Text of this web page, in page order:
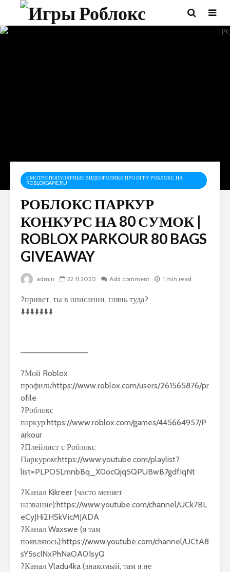
СМОТРИ ПОПУЛЯРНЫЕ ВИДЕОРОЛИКИ ПРО ИГРУ РОБЛОКС НА
ROBLOXGAME.RU
РОБЛОКС ПАРКУР
КОНКУРС НА 80 СУМОК |
ROBLOX PARKOUR 80 BAGS
GIVEAWAY
admin 22.11.2020 Add comment 1 min read
?привет, ты в описании. глянь туда?
⬇️⬇️⬇️⬇️⬇️⬇️⬇️
————————————
?Мой Roblox
профиль:https://www.roblox.com/users/261565876/pr
ofile
?Роблокс
паркур:https://www.roblox.com/games/445664957/P
arkour
?Плейлист с Роблокс
Паркуром:https://www.youtube.com/playlist?
list=PLPO5LmnbBq_X0ocQjq5QPUBwB7gdfIqNt
?Канал Kikreer (часто меняет
название):https://www.youtube.com/channel/UCk7BL
eCyJHi2HSkVicMJADA
?Канал Waxswe (я там
появляюсь):https://www.youtube.com/channel/UCtA8
sY5scINxPhNaOA01syQ
?Канал Vladu4ka (знакомый, там я не